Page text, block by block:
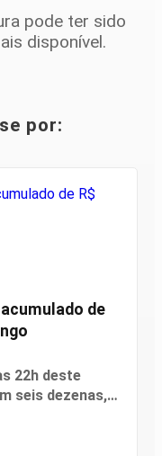
pode ter sido
disponível.
por:
de
22h deste
seis dezenas,